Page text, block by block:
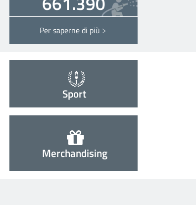
Per saperne di piùInterventi ITALIA
Sport
Merchandising